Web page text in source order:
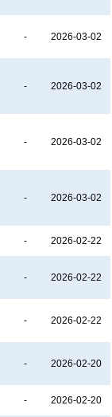
- 2026-03-02
- 2026-03-02
- 2026-03-02
- 2026-03-02
- 2026-02-22
- 2026-02-22
- 2026-02-22
- 2026-02-20
- 2026-02-20